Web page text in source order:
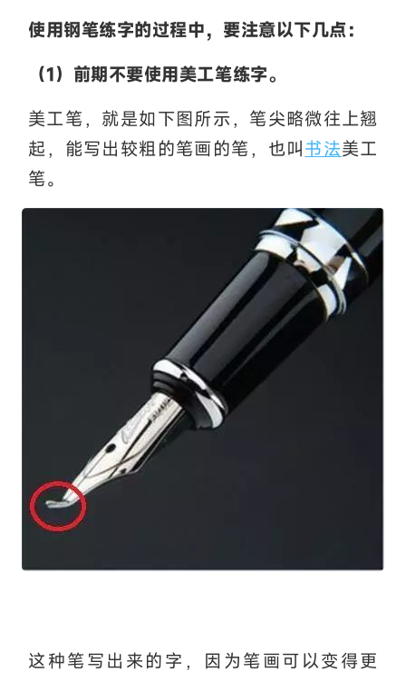
使用钢笔练字的过程中，要注意以下几点：
（1）前期不要使用美工笔练字。
美工笔，就是如下图所示，笔尖略微往上翘
起，能写出较粗的笔画的笔，也叫书法美工
笔。
这种笔写出来的字，因为笔画可以变得更